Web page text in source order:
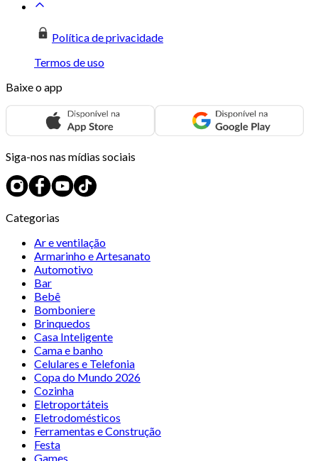
Política de privacidade
Termos de uso
Baixe o app
Siga-nos nas mídias sociais
Categorias
Ar e ventilação
Armarinho e Artesanato
Automotivo
Bar
Bebê
Bomboniere
Brinquedos
Casa Inteligente
Cama e banho
Celulares e Telefonia
Copa do Mundo 2026
Cozinha
Eletroportáteis
Eletrodomésticos
Ferramentas e Construção
Festa
Games